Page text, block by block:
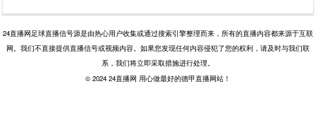
24直播网足球直播信号源是由热心用户收集或通过搜索引擎整理而来，所有的直播内容都来源于互联
网。我们不直接提供直播信号或视频内容。如果您发现任何内容侵犯了您的权利，请及时与我们联
系，我们将立即采取措施进行处理。
© 2024 24直播网 用心做最好的德甲直播网站！